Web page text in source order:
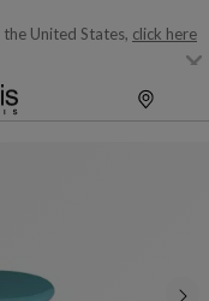
the United States, click here